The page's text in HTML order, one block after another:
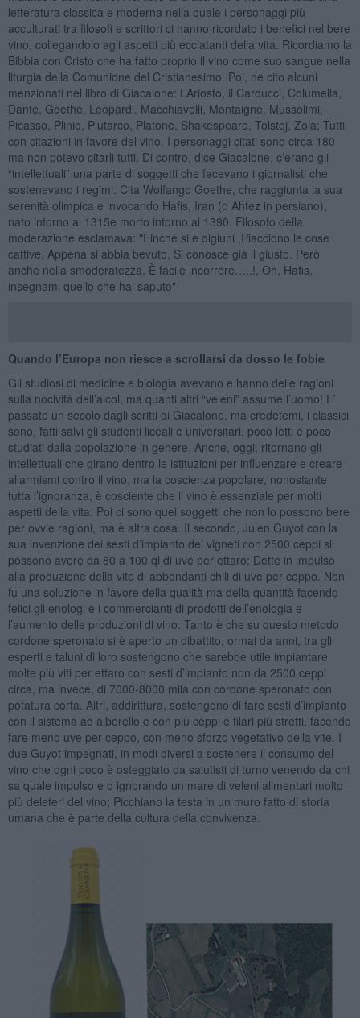
letteratura classica e moderna nella quale i personaggi più
acculturati tra filosofi e scrittori ci hanno ricordato i benefici nel bere
vino, collegandolo agli aspetti più ecclatanti della vita. Ricordiamo la
Bibbia con Cristo che ha fatto proprio il vino come suo sangue nella
liturgia della Comunione del Cristianesimo. Poi, ne cito alcuni
menzionati nel libro di Giacalone: L’Ariosto, il Carducci, Columella,
Dante, Goethe, Leopardi, Macchiavelli, Montaigne, Mussolimi,
Picasso, Plinio, Plutarco, Platone, Shakespeare, Tolstoj, Zola; Tutti
con citazioni in favore del vino. I personaggi citati sono circa 180
ma non potevo citarli tutti. Di contro, dice Giacalone, c’erano gli
“intellettuali” una parte di soggetti che facevano i giornalisti che
sostenevano i regimi. Cita Wolfango Goethe, che raggiunta la sua
serenità olimpica e invocando Hafis, Iran (o Ahfez in persiano),
nato intorno al 1315e morto intorno al 1390. Filosofo della
moderazione esclamava: "Finchè si è digiuni ,Piacciono le cose
cattive, Appena si abbia bevuto, Si conosce già il giusto. Però
anche nella smoderatezza, È facile incorrere…..!, Oh, Hafis,
insegnami quello che hai saputo"
Quando l’Europa non riesce a scrollarsi da dosso le fobie
Gli studiosi di medicine e biologia avevano e hanno delle ragioni
sulla nocività dell’alcol, ma quanti altri “veleni” assume l’uomo! E’
passato un secolo dagli scritti di Giacalone, ma credetemi, i classici
sono, fatti salvi gli studenti liceali e universitari, poco letti e poco
studiati dalla popolazione in genere. Anche, oggi, ritornano gli
intellettuali che girano dentro le istituzioni per influenzare e creare
allarmismi contro il vino, ma la coscienza popolare, nonostante
tutta l’ignoranza, è cosciente che il vino è essenziale per molti
aspetti della vita. Poi ci sono quei soggetti che non lo possono bere
per ovvie ragioni, ma è altra cosa. Il secondo, Julen Guyot con la
sua invenzione dei sesti d’impianto dei vigneti con 2500 ceppi si
possono avere da 80 a 100 ql di uve per ettaro; Dette in impulso
alla produzione della vite di abbondanti chili di uve per ceppo. Non
fu una soluzione in favore della qualità ma della quantità facendo
felici gli enologi e i commercianti di prodotti dell’enologia e
l’aumento delle produzioni di vino. Tanto è che su questo metodo
cordone speronato si è aperto un dibattito, ormai da anni, tra gli
esperti e taluni di loro sostengono che sarebbe utile impiantare
molte più viti per ettaro con sesti d’impianto non da 2500 ceppi
circa, ma invece, di 7000-8000 mila con cordone speronato con
potatura corta. Altri, addirittura, sostengono di fare sesti d’impianto
con il sistema ad alberello e con più ceppi e filari più stretti, facendo
fare meno uve per ceppo, con meno sforzo vegetativo della vite. I
due Guyot impegnati, in modi diversi a sostenere il consumo del
vino che ogni poco è osteggiato da salutisti di turno venendo da chi
sa quale impulso e o ignorando un mare di veleni alimentari molto
più deleteri del vino; Picchiano la testa in un muro fatto di storia
umana che è parte della cultura della convivenza.